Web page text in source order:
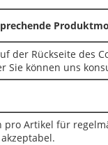
der Rückseite des
Sie können uns
pro Artikel für